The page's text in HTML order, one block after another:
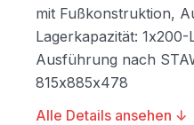
mit Fußkonstruktion,
Lagerkapazität:
Ausführung nach
815x885x478
Alle Details ansehen ↓